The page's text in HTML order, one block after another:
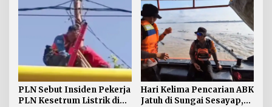
PLN Sebut Insiden Pekerja
PLN Kesetrum Listrik di
Hari Kelima Pencarian ABK
Jatuh di Sungai Sesayap,